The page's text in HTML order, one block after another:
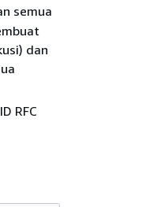
semua
dan
RFC